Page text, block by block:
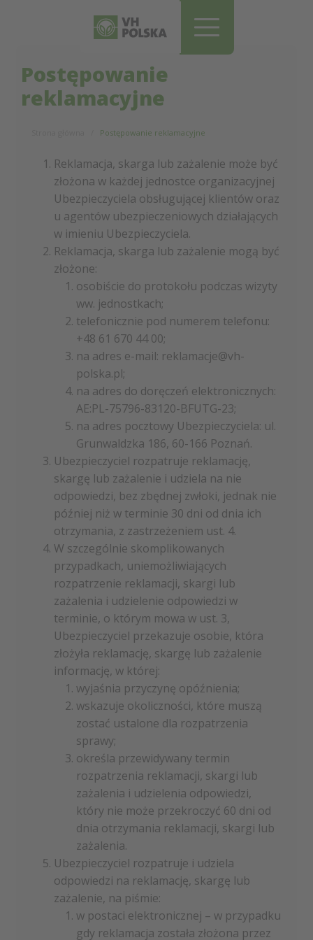
Postępowanie
reklamacyjne
Postępowanie reklamacyjne
Reklamacja, skarga lub zażalenie może być
złożona w każdej jednostce organizacyjnej
Ubezpieczyciela obsługującej klientów oraz
u agentów ubezpieczeniowych działających
w imieniu Ubezpieczyciela.
Reklamacja, skarga lub zażalenie mogą być
złożone:
osobiście do protokołu podczas wizyty
ww. jednostkach;
telefonicznie pod numerem telefonu:
+48 61 670 44 00;
na adres e-mail: reklamacje@vh-
polska.pl;
na adres do doręczeń elektronicznych:
AE:PL-75796-83120-BFUTG-23;
na adres pocztowy Ubezpieczyciela: ul.
Grunwaldzka 186, 60-166 Poznań.
Ubezpieczyciel rozpatruje reklamację,
skargę lub zażalenie i udziela na nie
odpowiedzi, bez zbędnej zwłoki, jednak nie
później niż w terminie 30 dni od dnia ich
otrzymania, z zastrzeżeniem ust. 4.
W szczególnie skomplikowanych
przypadkach, uniemożliwiających
rozpatrzenie reklamacji, skargi lub
zażalenia i udzielenie odpowiedzi w
terminie, o którym mowa w ust. 3,
Ubezpieczyciel przekazuje osobie, która
złożyła reklamację, skargę lub zażalenie
informację, w której:
wyjaśnia przyczynę opóźnienia;
wskazuje okoliczności, które muszą
zostać ustalone dla rozpatrzenia
sprawy;
określa przewidywany termin
rozpatrzenia reklamacji, skargi lub
zażalenia i udzielenia odpowiedzi,
który nie może przekroczyć 60 dni od
dnia otrzymania reklamacji, skargi lub
zażalenia.
Ubezpieczyciel rozpatruje i udziela
odpowiedzi na reklamację, skargę lub
zażalenie, na piśmie:
w postaci elektronicznej – w przypadku
gdy reklamacja została złożona przez